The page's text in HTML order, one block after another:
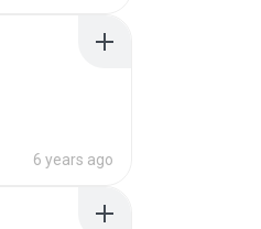
6 years ago